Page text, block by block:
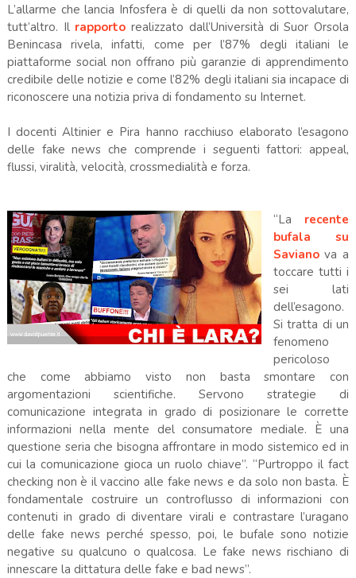
L’allarme che lancia Infosfera è di quelli da non sottovalutare,
tutt’altro. Il rapporto realizzato dall’Università di Suor Orsola
Benincasa rivela, infatti, come per l’87% degli italiani le
piattaforme social non offrano più garanzie di apprendimento
credibile delle notizie e come l’82% degli italiani sia incapace di
riconoscere una notizia priva di fondamento su Internet.
I docenti Altinier e Pira hanno racchiuso elaborato l’esagono
delle fake news che comprende i seguenti fattori: appeal,
flussi, viralità, velocità, crossmedialità e forza.
“La recente
bufala su
Savianova a
toccare tutti i
sei lati
dell’esagono.
Si tratta di un
fenomeno
pericoloso
che come abbiamo visto non basta smontare con
argomentazioni scientifiche. Servono strategie di
comunicazione integrata in grado di posizionare le corrette
informazioni nella mente del consumatore mediale. È una
questione seria che bisogna affrontare in modo sistemico ed in
cui la comunicazione gioca un ruolo chiave”. “Purtroppo il fact
checking non è il vaccino alle fake news e da solo non basta. È
fondamentale costruire un controflusso di informazioni con
contenuti in grado di diventare virali e contrastare l’uragano
delle fake news perché spesso, poi, le bufale sono notizie
negative su qualcuno o qualcosa. Le fake news rischiano di
innescare la dittatura delle fake e bad news”.